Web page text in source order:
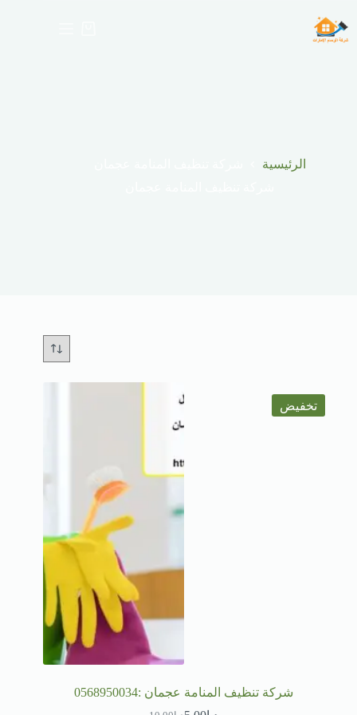
إلى
المحتوى
الرئيسية
تخفيض
شركة تنظيف المنامة عجمان :0568950034